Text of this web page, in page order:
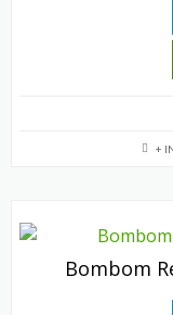
+
Bombom